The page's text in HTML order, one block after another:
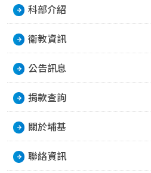
科部介紹
衛教資訊
公告訊息
捐款查詢
關於埔基
聯絡資訊